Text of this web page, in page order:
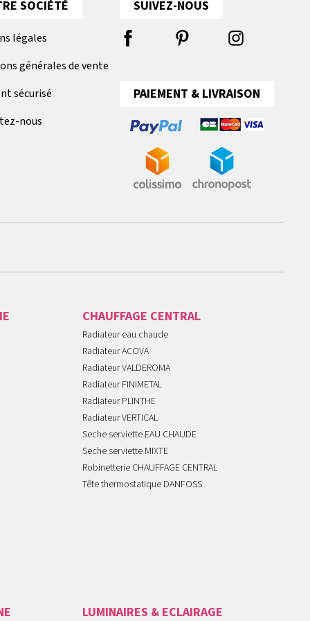
SOCIÉTÉ
légales
générales de vente
sécurisé
nous
SUIVEZ-NOUS
PAIEMENT & LIVRAISON
CHAUFFAGE CENTRAL
Radiateur eau chaude
Radiateur ACOVA
Radiateur VALDEROMA
Radiateur FINIMETAL
Radiateur PLINTHE
Radiateur VERTICAL
Seche serviette EAU CHAUDE
Seche serviette MIXTE
Robinetterie CHAUFFAGE CENTRAL
Tête thermostatique DANFOSS
LUMINAIRES & ECLAIRAGE